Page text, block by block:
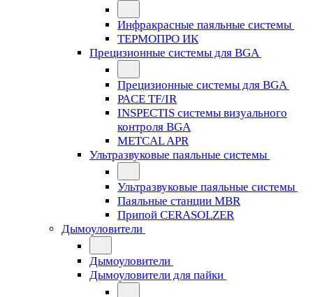
Инфракрасные паяльные системы
ТЕРМОПРО ИК
Прецизионные системы для BGA
Прецизионные системы для BGA
PACE TF/IR
INSPECTIS системы визуального
контроля BGA
METCAL APR
Ультразвуковые паяльные системы
Ультразвуковые паяльные системы
Паяльные станции MBR
Припой CERASOLZER
Дымоуловители
Дымоуловители
Дымоуловители для пайки